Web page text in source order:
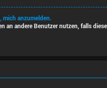
mich anzumelden.
andere Benutzer nutzen, falls